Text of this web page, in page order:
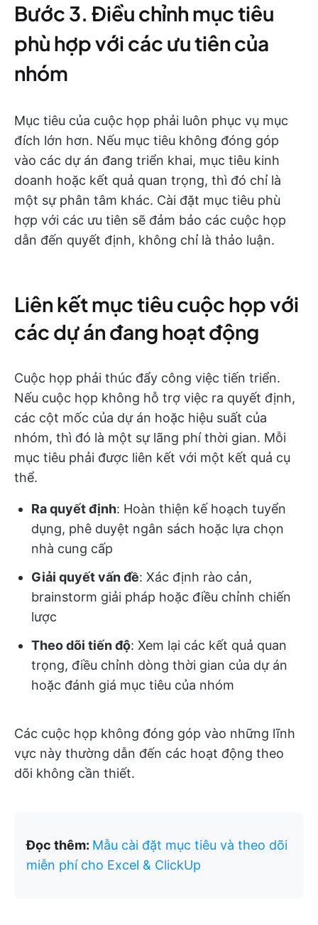
Bước 3. Điều chỉnh mục tiêu
phù hợp với các ưu tiên của
nhóm
Mục tiêu của cuộc họp phải luôn phục vụ mục
đích lớn hơn. Nếu mục tiêu không đóng góp
vào các dự án đang triển khai, mục tiêu kinh
doanh hoặc kết quả quan trọng, thì đó chỉ là
một sự phân tâm khác. Cài đặt mục tiêu phù
hợp với các ưu tiên sẽ đảm bảo các cuộc họp
dẫn đến quyết định, không chỉ là thảo luận.
Liên kết mục tiêu cuộc họp với
các dự án đang hoạt động
Cuộc họp phải thúc đẩy công việc tiến triển.
Nếu cuộc họp không hỗ trợ việc ra quyết định,
các cột mốc của dự án hoặc hiệu suất của
nhóm, thì đó là một sự lãng phí thời gian. Mỗi
mục tiêu phải được liên kết với một kết quả cụ
thể.
Ra quyết định: Hoàn thiện kế hoạch tuyển
dụng, phê duyệt ngân sách hoặc lựa chọn
nhà cung cấp
Giải quyết vấn đề: Xác định rào cản,
brainstorm giải pháp hoặc điều chỉnh chiến
lược
Theo dõi tiến độ: Xem lại các kết quả quan
trọng, điều chỉnh dòng thời gian của dự án
hoặc đánh giá mục tiêu của nhóm
Các cuộc họp không đóng góp vào những lĩnh
vực này thường dẫn đến các hoạt động theo
dõi không cần thiết.
Đọc thêm: Mẫu cài đặt mục tiêu và theo dõi
miễn phí cho Excel & ClickUp